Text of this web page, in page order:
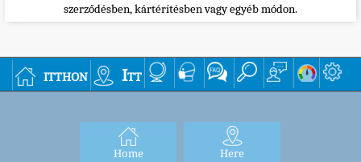
szerződésben, kártérítésben vagy egyéb módon.
itthon Itt
Home Here